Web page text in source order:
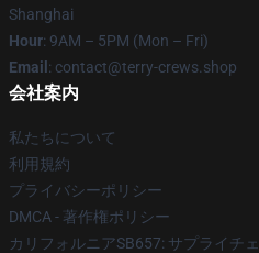
Shanghai
Hour: 9AM – 5PM (Mon – Fri)
Email : contact@terry-crews.shop
会社案内
私たちについて
利用規約
プライバシーポリシー
DMCA - 著作権ポリシー
カリフォルニアSB657: サプライチ